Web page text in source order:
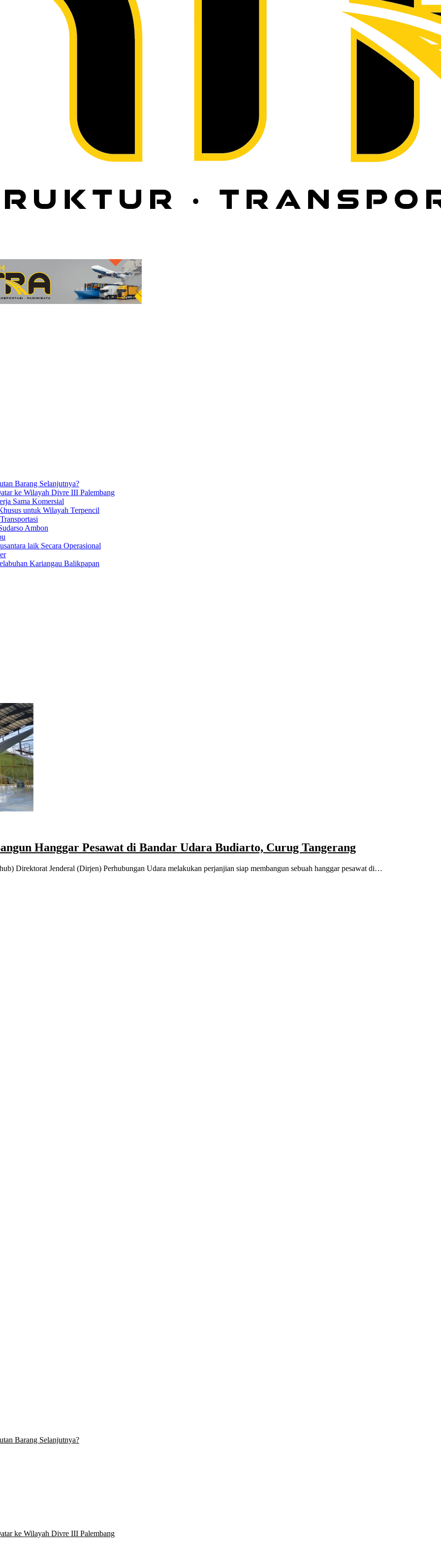
Barang Selanjutnya?
ke Wilayah Divre III Palembang
Sama Komersial
untuk Wilayah Terpencil
Ambon
laik Secara Operasional
Kariangau Balikpapan
Hanggar Pesawat di Bandar Udara Budiarto, Curug Tangerang
Direktorat Jenderal (Dirjen) Perhubungan Udara melakukan perjanjian siap membangun sebuah hanggar pesawat di…
Barang Selanjutnya?
ke Wilayah Divre III Palembang